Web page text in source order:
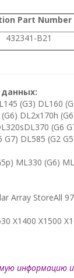
Part Number
432341-B21
(G3) DL160
DL2x170h
(G6
DL585 (G2
ML330 (G6)
Array StoreAll
X1400 X1500
информацию